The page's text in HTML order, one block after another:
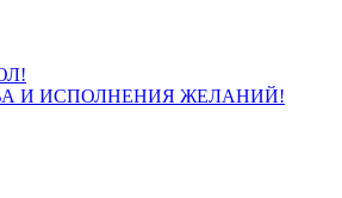
И ИСПОЛНЕНИЯ ЖЕЛАНИЙ!